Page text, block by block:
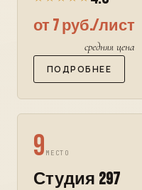
от 7 руб./лист
средняя цена
ПОДРОБНЕЕ
9 МЕСТО
Студия 297